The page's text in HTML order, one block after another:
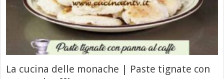
La cucina delle monache | Paste tignate con